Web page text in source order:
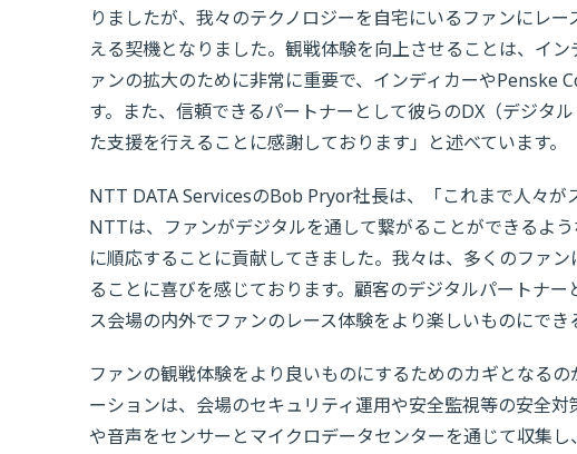
りましたが、我々のテクノロジーを自宅にいるファンにレ
える契機となりました。観戦体験を向上させることは、イ
ァンの拡大のために非常に重要で、インディカーやPenske
す。また、信頼できるパートナーとして彼らのDX（デジタ
た支援を行えることに感謝しております」と述べています。
NTT DATA ServicesのBob Pryor社長は、「これまで人々が
NTTは、ファンがデジタルを通して繋がることができるよ
に順応することに貢献してきました。我々は、多くのファ
ることに喜びを感じております。顧客のデジタルパートナ
ス会場の内外でファンのレース体験をより楽しいものにでき
ファンの観戦体験をより良いものにするためのカギとなる
ーションは、会場のセキュリティ運用や安全監視等の安全
や音声をセンサーとマイクロデータセンターを通じて収集